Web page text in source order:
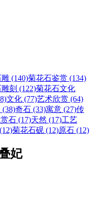
(140)菊花石鉴赏 (134)
刻 (122)菊花石文化
文化 (77)艺术欣赏 (64)
(38)奇石 (33)寓意 (27)传
石 (17)天然 (17)工艺
菊花石砚 (12)原石 (12)
妃